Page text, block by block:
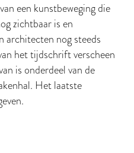
een kunstbeweging die
zichtbaar is en
architecten nog steeds
het tijdschrift verscheen
is onderdeel van de
Het laatste